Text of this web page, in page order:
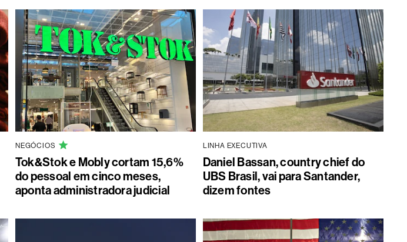
NEGÓCIOS
Tok&Stok e Mobly cortam 15,6%
do pessoal em cinco meses,
aponta administradora judicial
LINHA EXECUTIVA
Daniel Bassan, country chief do
UBS Brasil, vai para Santander,
dizem fontes